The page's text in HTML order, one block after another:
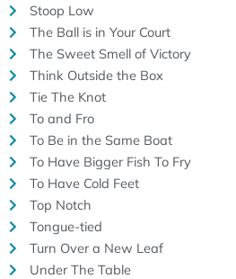
Stoop Low
The Ball is in Your Court
The Sweet Smell of Victory
Think Outside the Box
Tie The Knot
To and Fro
To Be in the Same Boat
To Have Bigger Fish To Fry
To Have Cold Feet
Top Notch
Tongue-tied
Turn Over a New Leaf
Under The Table